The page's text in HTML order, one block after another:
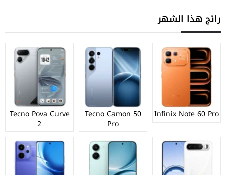
رائج هذا الشهر
Infinix Note 60 Pro
Tecno Camon 50
Pro
Tecno Pova Curve
2